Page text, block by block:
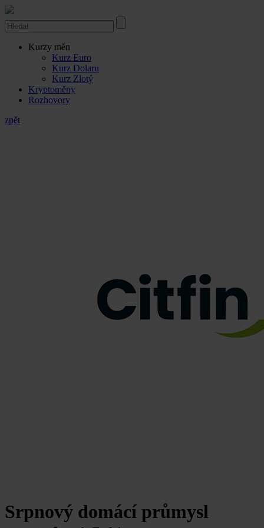
Kurzy měn
Kurz Euro
Kurz Dolaru
Kurz Zlotý
Kryptoměny
Rozhovory
zpět
Srpnový domácí průmysl